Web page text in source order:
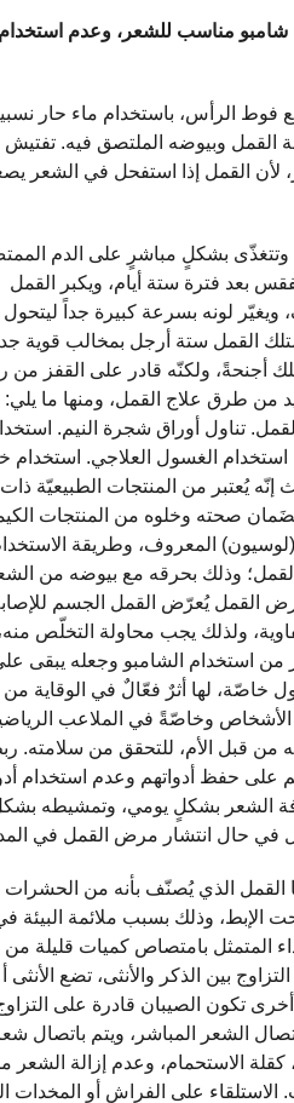
مناسب للشعر، وعدم استخدام
الرأس، باستخدام ماء حار
وبيوضه الملتصق فيه. تفتيش
لأن القمل إذا استفحل في الشعر
وتتغذّى بشكلٍ مباشرٍ على الدم
بعد فترة ستة أيام، ويكبر القمل
لونه بسرعة كبيرة جداً ليتحول
القمل ستة أرجل بمخالب قوية جداً
أجنحةً، ولكنّه قادر على القفز
طرق علاج القمل، ومنها ما يلي:
تناول أوراق شجرة النيم.
الغسول العلاجي. استخدام
يُعتبر من المنتجات الطبيعيّة ذات
صحته وخلوه من المنتجات
المعروف، وطريقة
وذلك بحرقه مع بيوضه من
القمل يُعرّض القمل الجسم
ولذلك يجب محاولة التخلّص
من استخدام الشامبو وجعله يبقى
أنواع غسول خاصّة، لها أثرٌ فعّالٌ في الوقاية من
الأشخاص وخاصّةً في الملاعب
من قبل الأم، للتحقق من سلامته.
على حفظ أدواتهم وعدم استخدام
الشعر بشكلٍ يومي، وتمشيطه
في حال انتشار مرض القمل في
القمل الذي يُصنّف بأنه من الحشرات
وذلك بسبب ملائمة البيئة
المتمثل بامتصاص كميات قليلة من
بين الذكر والأنثى، تضع الأنثى
تكون الصيبان قادرة على
الشعر المباشر، ويتم باتصال
الاستحمام، وعدم إزالة الشعر
على الفراش أو المخدات